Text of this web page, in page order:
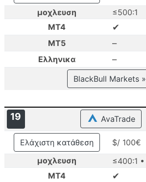
μοχλευση
≤500:1
MT4
✔
MT5 –
Ελληνικα –
BlackBull Markets »
19 AvaTrade
Ελάχιστη κατάθεση
$/ 100€
μοχλευση
≤400:1 •
MT4
✔